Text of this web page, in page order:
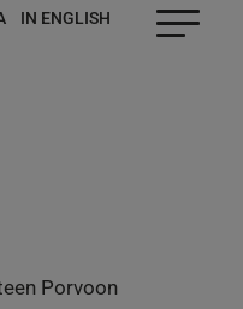
IN ENGLISH
Porvoon